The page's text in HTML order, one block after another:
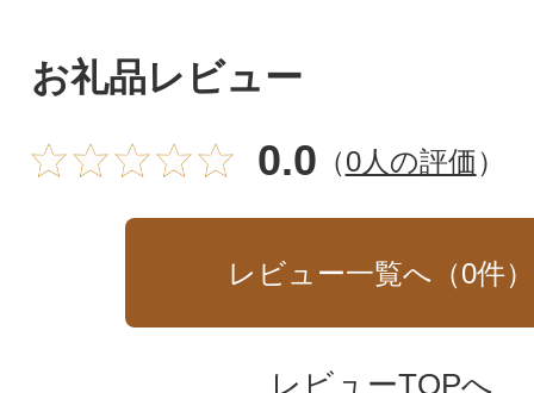
お礼品レビュー
0.0 （0人の評価）
レビュー一覧へ（0件）
レビューTOPへ